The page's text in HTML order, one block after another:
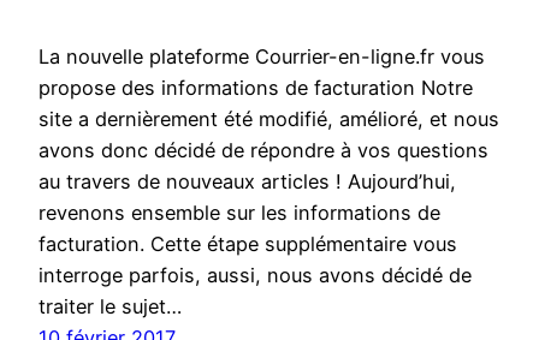
La nouvelle plateforme Courrier-en-ligne.fr vous
propose des informations de facturation Notre
site a dernièrement été modifié, amélioré, et nous
avons donc décidé de répondre à vos questions
au travers de nouveaux articles ! Aujourd’hui,
revenons ensemble sur les informations de
facturation. Cette étape supplémentaire vous
interroge parfois, aussi, nous avons décidé de
traiter le sujet…